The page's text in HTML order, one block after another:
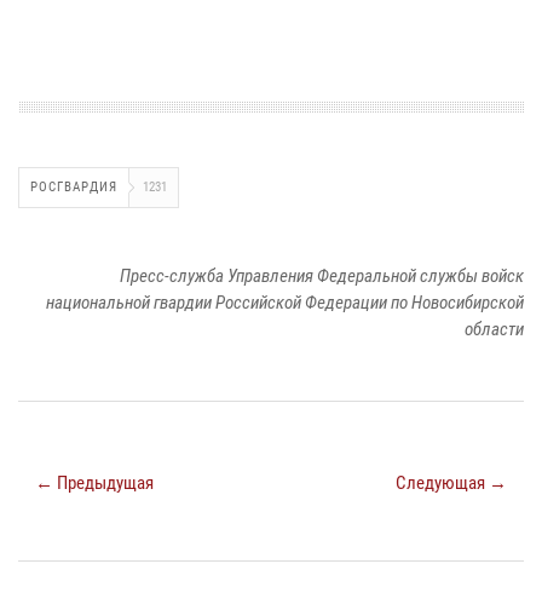
РОСГВАРДИЯ 1231
Пресс-служба Управления Федеральной службы войск
национальной гвардии Российской Федерации по Новосибирской
области
← Предыдущая Следующая →